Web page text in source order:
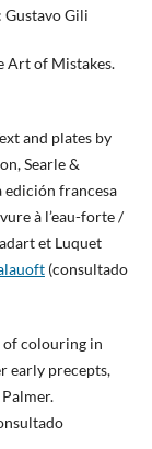
Gustavo Gili
Art of Mistakes.
and plates by
Searle &
edición francesa
à l’eau-forte /
et Luquet
(consultado
of colouring in
early precepts,